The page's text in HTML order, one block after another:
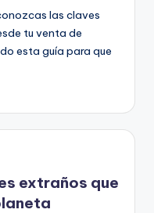
las claves
tu venta de
esta guía para que
extraños que